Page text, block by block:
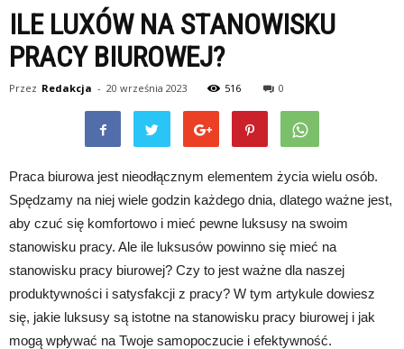
ILE LUXÓW NA STANOWISKU
PRACY BIUROWEJ?
Przez Redakcja - 20 września 2023 516 0
Praca biurowa jest nieodłącznym elementem życia wielu osób.
Spędzamy na niej wiele godzin każdego dnia, dlatego ważne jest,
aby czuć się komfortowo i mieć pewne luksusy na swoim
stanowisku pracy. Ale ile luksusów powinno się mieć na
stanowisku pracy biurowej? Czy to jest ważne dla naszej
produktywności i satysfakcji z pracy? W tym artykule dowiesz
się, jakie luksusy są istotne na stanowisku pracy biurowej i jak
mogą wpływać na Twoje samopoczucie i efektywność.